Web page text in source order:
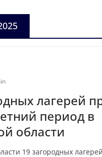
лагерей
период в
области
19 загородных лагерей